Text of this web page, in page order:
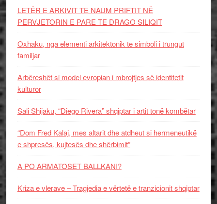
LETËR E ARKIVIT TE NAUM PRIFTIT NË
PERVJETORIN E PARE TE DRAGO SILIQIT
Oxhaku, nga elementi arkitektonik te simboli i trungut
familjar
Arbëreshët si model evropian i mbrojtjes së identitetit
kulturor
Sali Shijaku, “Diego Rivera” shqiptar i artit tonë kombëtar
“Dom Fred Kalaj, mes altarit dhe atdheut si hermeneutikë
e shpresës, kujtesës dhe shërbimit”
A PO ARMATOSET BALLKANI?
Kriza e vlerave – Tragjedia e vërtetë e tranzicionit shqiptar